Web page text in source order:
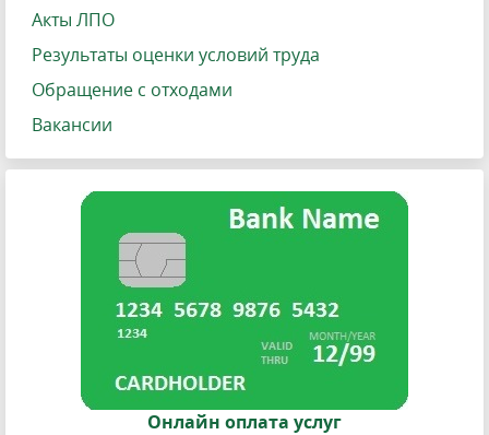
Акты ЛПО
Результаты оценки условий труда
Обращение с отходами
Вакансии
Онлайн оплата услуг